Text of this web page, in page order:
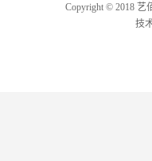
Copyright © 2018
技